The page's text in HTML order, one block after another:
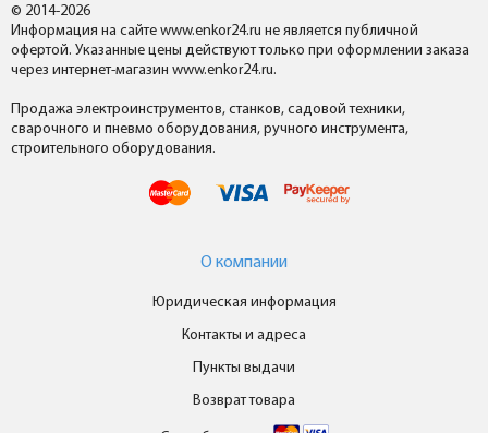
© 2014-2026
Информация на сайте www.enkor24.ru не является публичной
офертой. Указанные цены действуют только при оформлении заказа
через интернет-магазин www.enkor24.ru.
Продажа электроинструментов, станков, садовой техники,
сварочного и пневмо оборудования, ручного инструмента,
строительного оборудования.
О компании
Юридическая информация
Контакты и адреса
Пункты выдачи
Возврат товара